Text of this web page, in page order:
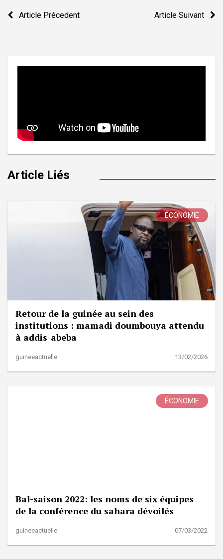
Navigation
Article Précedent Article Suivant
Article Liés
ÉCONOMIE
Retour de la guinée au sein des
institutions : mamadi doumbouya attendu
à addis-abeba
guineeactuelle 13/02/2026
ÉCONOMIE
Bal-saison 2022: les noms de six équipes
de la conférence du sahara dévoilés
guineeactuelle 07/03/2022